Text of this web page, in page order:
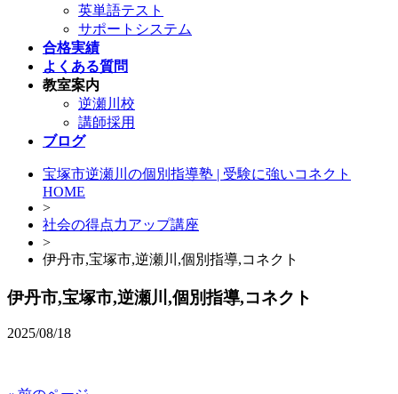
英単語テスト
サポートシステム
合格実績
よくある質問
教室案内
逆瀬川校
講師採用
ブログ
宝塚市逆瀬川の個別指導塾 | 受験に強いコネクト
HOME
>
社会の得点力アップ講座
>
伊丹市,宝塚市,逆瀬川,個別指導,コネクト
伊丹市,宝塚市,逆瀬川,個別指導,コネクト
2025/08/18